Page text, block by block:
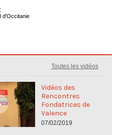
d'Occitanie
Toutes les vidéos
Vidéos des
Rencontres
Fondatrices de
Valence
07/02/2019